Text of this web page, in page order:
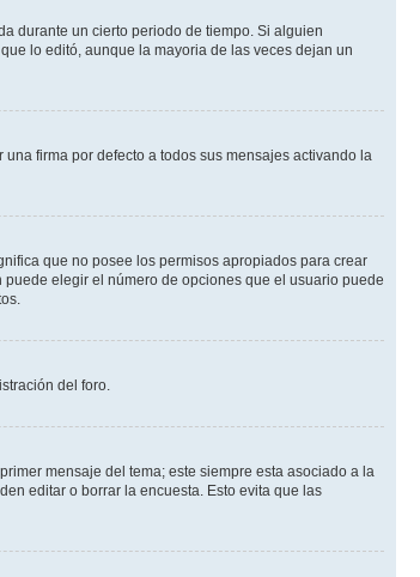
durante un cierto periodo de tiempo. Si alguien
lo editó, aunque la mayoria de las veces dejan un
firma por defecto a todos sus mensajes activando la
que no posee los permisos apropiados para crear
elegir el número de opciones que el usuario puede
del foro.
mensaje del tema; este siempre esta asociado a la
editar o borrar la encuesta. Esto evita que las